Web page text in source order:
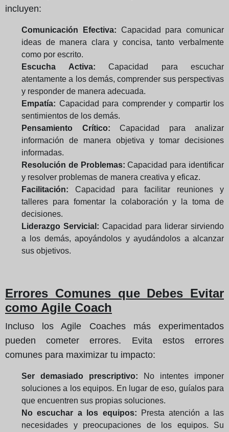
incluyen:
Comunicación Efectiva: Capacidad para comunicar
ideas de manera clara y concisa, tanto verbalmente
como por escrito.
Escucha Activa: Capacidad para escuchar
atentamente a los demás, comprender sus perspectivas
y responder de manera adecuada.
Empatía: Capacidad para comprender y compartir los
sentimientos de los demás.
Pensamiento Crítico: Capacidad para analizar
información de manera objetiva y tomar decisiones
informadas.
Resolución de Problemas: Capacidad para identificar
y resolver problemas de manera creativa y eficaz.
Facilitación: Capacidad para facilitar reuniones y
talleres para fomentar la colaboración y la toma de
decisiones.
Liderazgo Servicial: Capacidad para liderar sirviendo
a los demás, apoyándolos y ayudándolos a alcanzar
sus objetivos.
Errores Comunes que Debes Evitar
como Agile Coach
Incluso los Agile Coaches más experimentados
pueden cometer errores. Evita estos errores
comunes para maximizar tu impacto:
Ser demasiado prescriptivo: No intentes imponer
soluciones a los equipos. En lugar de eso, guíalos para
que encuentren sus propias soluciones.
No escuchar a los equipos: Presta atención a las
necesidades y preocupaciones de los equipos. Su